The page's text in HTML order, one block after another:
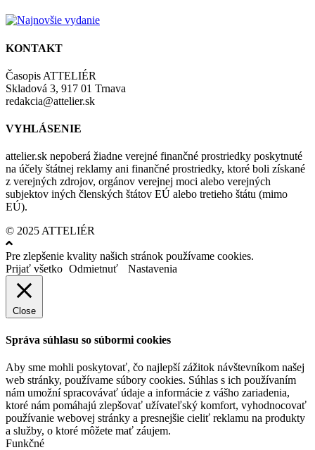
KONTAKT
Časopis ATTELIÉR
Skladová 3, 917 01 Trnava
redakcia@attelier.sk
VYHLÁSENIE
attelier.sk nepoberá žiadne verejné finančné prostriedky poskytnuté
na účely štátnej reklamy ani finančné prostriedky, ktoré boli získané
z verejných zdrojov, orgánov verejnej moci alebo verejných
subjektov iných členských štátov EÚ alebo tretieho štátu (mimo
EÚ).
© 2025 ATTELIÉR
Pre zlepšenie kvality našich stránok používame cookies.
Prijať všetko Odmietnuť Nastavenia
Close
Správa súhlasu so súbormi cookies
Aby sme mohli poskytovať, čo najlepší zážitok návštevníkom našej
web stránky, používame súbory cookies. Súhlas s ich používaním
nám umožní spracovávať údaje a informácie z vášho zariadenia,
ktoré nám pomáhajú zlepšovať užívateľský komfort, vyhodnocovať
používanie webovej stránky a presnejšie cieliť reklamu na produkty
a služby, o ktoré môžete mať záujem.
Funkčné